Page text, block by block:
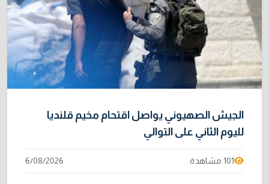
الجيش الصهيوني يواصل اقتحام مخيم قلنديا
لليوم الثاني على التوالي
101 مشاهدة 6/08/2026